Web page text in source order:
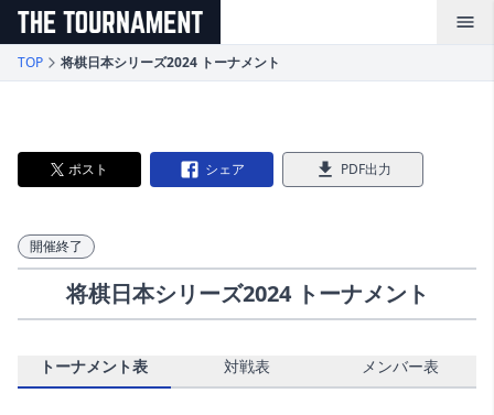
メインコンテンツへスキップ
TOP 将棋日本シリーズ2024 トーナメント
ポスト シェア PDF出力
開催終了
将棋日本シリーズ2024 トーナメント
トーナメント表 対戦表 メンバー表